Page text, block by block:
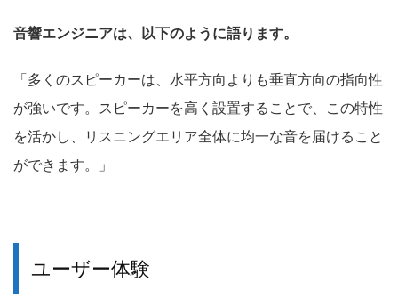
音響エンジニアは、以下のように語ります。
「多くのスピーカーは、水平方向よりも垂直方向の指向性
が強いです。スピーカーを高く設置することで、この特性
を活かし、リスニングエリア全体に均一な音を届けること
ができます。」
ユーザー体験